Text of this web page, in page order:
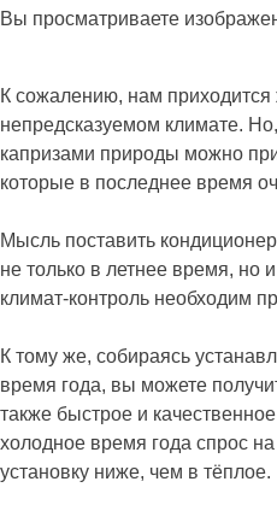
Вы просматриваете
К сожалению, нам
непредсказуемом климате.
капризами природы можно
которые в последнее время
Мысль поставить
не только в летнее время, но
климат-контроль необходим
К тому же, собираясь
время года, вы можете
также быстрое и
холодное время года спрос
установку ниже, чем в тёплое.